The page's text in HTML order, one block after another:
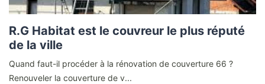
R.G Habitat est le couvreur le plus réputé
de la ville
Quand faut-il procéder à la rénovation de couverture 66 ?
Renouveler la couverture de v...